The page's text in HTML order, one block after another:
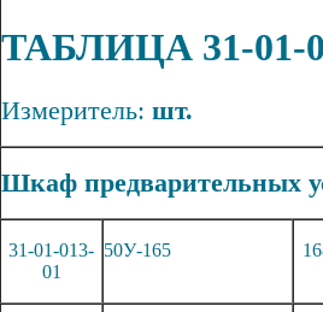
ТАБЛИЦА 31-
Измеритель: шт.
Шкаф предварительных
31-01-013-
01
50У-165 16